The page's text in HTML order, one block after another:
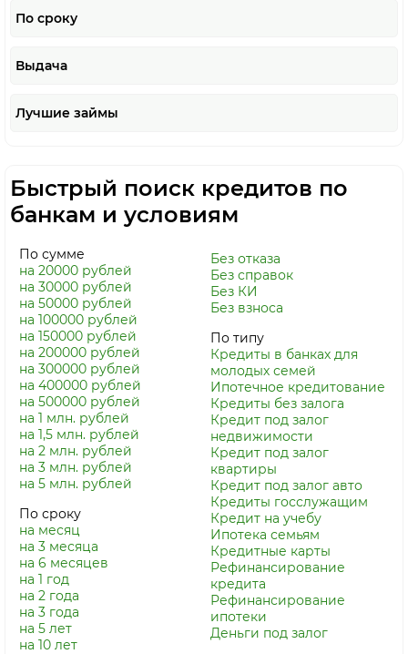
По сроку
Выдача
Лучшие займы
Быстрый поиск кредитов по
банкам и условиям
По сумме
на 20000 рублей
на 30000 рублей
на 50000 рублей
на 100000 рублей
на 150000 рублей
на 200000 рублей
на 300000 рублей
на 400000 рублей
на 500000 рублей
на 1 млн. рублей
на 1,5 млн. рублей
на 2 млн. рублей
на 3 млн. рублей
на 5 млн. рублей
По сроку
на месяц
на 3 месяца
на 6 месяцев
на 1 год
на 2 года
на 3 года
на 5 лет
на 10 лет
Без отказа
Без справок
Без КИ
Без взноса
По типу
Кредиты в банках для
молодых семей
Ипотечное кредитование
Кредиты без залога
Кредит под залог
недвижимости
Кредит под залог
квартиры
Кредит под залог авто
Кредиты госслужащим
Кредит на учебу
Ипотека семьям
Кредитные карты
Рефинансирование
кредита
Рефинансирование
ипотеки
Деньги под залог